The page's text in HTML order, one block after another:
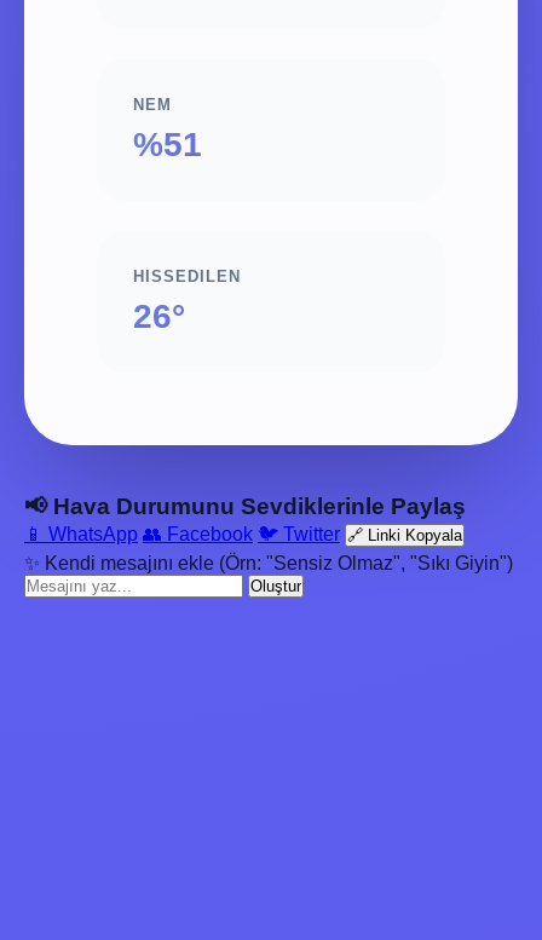
NEM
%51
HISSEDILEN
26°
📢 Hava Durumunu Sevdiklerinle Paylaş
📱 WhatsApp 👥 Facebook 🐦 Twitter 🔗 Linki Kopyala
✨ Kendi mesajını ekle (Örn: "Sensiz Olmaz", "Sıkı Giyin")
Oluştur